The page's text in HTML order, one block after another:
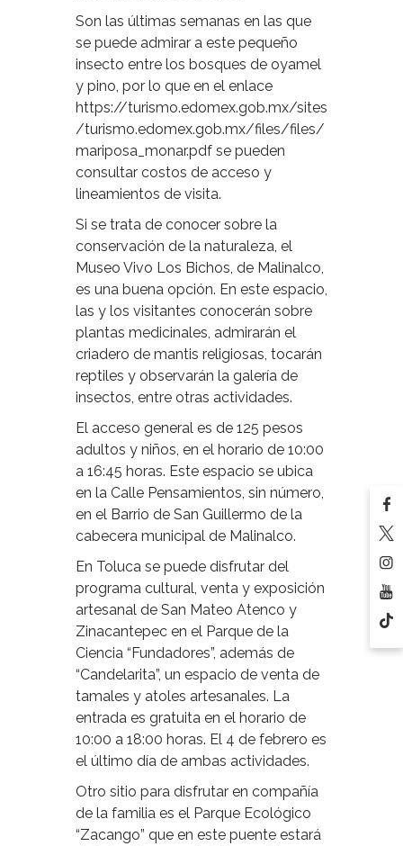
Son las últimas semanas en las que
se puede admirar a este pequeño
insecto entre los bosques de oyamel
y pino, por lo que en el enlace
https://turismo.edomex.gob.mx/sites
/turismo.edomex.gob.mx/files/files/
mariposa_monar.pdf se pueden
consultar costos de acceso y
lineamientos de visita.
Si se trata de conocer sobre la
conservación de la naturaleza, el
Museo Vivo Los Bichos, de Malinalco,
es una buena opción. En este espacio,
las y los visitantes conocerán sobre
plantas medicinales, admirarán el
criadero de mantis religiosas, tocarán
reptiles y observarán la galería de
insectos, entre otras actividades.
El acceso general es de 125 pesos
adultos y niños, en el horario de 10:00
a 16:45 horas. Este espacio se ubica
en la Calle Pensamientos, sin número,
en el Barrio de San Guillermo de la
cabecera municipal de Malinalco.
En Toluca se puede disfrutar del
programa cultural, venta y exposición
artesanal de San Mateo Atenco y
Zinacantepec en el Parque de la
Ciencia “Fundadores”, además de
“Candelarita”, un espacio de venta de
tamales y atoles artesanales. La
entrada es gratuita en el horario de
10:00 a 18:00 horas. El 4 de febrero es
el último día de ambas actividades.
Otro sitio para disfrutar en compañía
de la familia es el Parque Ecológico
“Zacango” que en este puente estará